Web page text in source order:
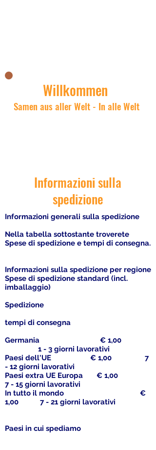
Willkommen
Samen aus aller Welt - In alle Welt
Informazioni sulla
spedizione
Informazioni generali sulla spedizione
Nella tabella sottostante troverete
Spese di spedizione e tempi di consegna.
Informazioni sulla spedizione per regione
Spese di spedizione standard (incl.
imballaggio)
Spedizione
tempi di consegna
Germania € 1,00
1 - 3 giorni lavorativi
Paesi dell'UE € 1,00 7
- 12 giorni lavorativi
Paesi extra UE Europa € 1,00
7 - 15 giorni lavorativi
In tutto il mondo €
1,00 7 - 21 giorni lavorativi
Paesi in cui spediamo